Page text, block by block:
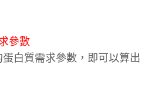
參數
白質需求參數，即可以算出